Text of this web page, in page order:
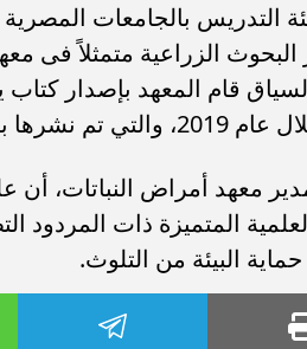
التدريس بالجامعات
الزراعية متمثلاً فى
قام المعهد بإصدار
العلمية داخل مصر وخارجها.
معهد أمراض النباتات، أن
المتميزة ذات المردود
البيئة من التلوث.
بعد صدمة
موعد سفر بعثة